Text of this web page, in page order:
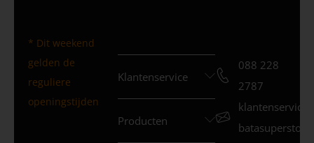
* Dit weekend
gelden de
reguliere
openingstijden
Klantenservice
Producten
088 228
2787